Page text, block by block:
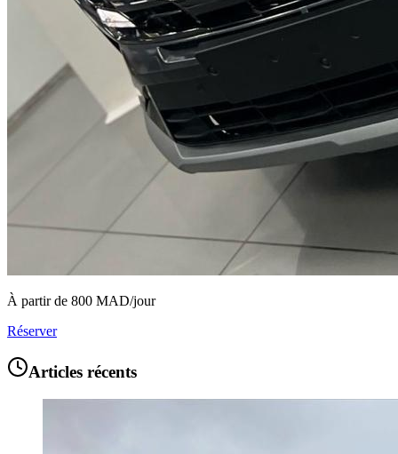
À partir de 800 MAD/jour
Réserver
Articles récents